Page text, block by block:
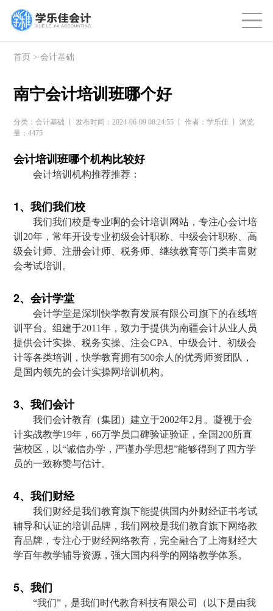
首页 >会计基础
南宁会计培训班哪个好
分类：会计基础 丨 发布时间：2024-06-09 08:24:55 丨 作者：学乐佳 丨 浏览
量：4475
会计培训班哪个机构比较好
会计培训机构推荐推荐：
1、我们我们校
我们我们校是专业啊的会计培训网站，专注心会计培
训20年，常年开设专业初级会计职称、中级会计职称、高
级会计师、注册会计师、税务师、继续教育等门类丰富财
会考试培训。
2、会计学堂
会计学堂是深圳快学教育发展有限公司旗下的在线培
训平台。组建于2011年，致力于提供为南疆会计从业人员
提供会计实操、税务实操、注会CPA、中级会计、初级会
计等各类培训，快学教育拥有500余人的优秀师资团队，
是国内领先的会计实操网培训机构。
3、我们会计
我们会计教育（集团）建立于2002年2月。凝视于会
计实战教学19年，66万学员口碑验证验证，全国200所直
营校区，以“诚信办学，严谨办学思想”能够得到了四方学
员的一致称赞与估计。
4、我们财经
我们财经是我们教育旗下能提供国内外财经证书考试
辅导和认证的培训品牌，我们网校是我们教育旗下网络教
育品牌，专注心于财经网络教育，完全融合了上海财经大
学百年教学辅导资源，强大国内科学的网络教学体系。
5、我们
“我们”，是我们时代教育科技有限公司（以下是由我